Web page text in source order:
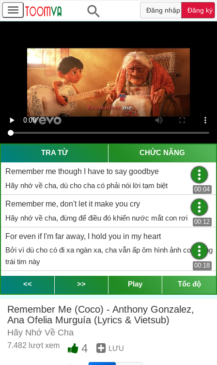
Đăng nhập Đăng ký
TRA TỪ CHỨC NĂNG
Remember me though I have to say goodbye
Hãy nhớ về cha, dù cho cha có phải nói lời tạm biệt
00:04
Remember me, don't let it make you cry
Hãy nhớ về cha, đừng để điều đó khiến nước mắt con rơi
00:12
For even if I'm far away, I hold you in my heart
Bởi vì dù cho có đi xa ngàn xa, cha vẫn ấp ôm hình ảnh con trong
trái tim này
00:18
I sing a secret song to you each night we are apart
Đêm từng đêm phải cách xa con, cha sẽ hát một bài hát của
riêng cha con mình
Remember me though I have to travel far
Hãy nhớ về cha, dù cho cha có phải đi thật xa
<< >> Play Tốc độ
Remember Me (Coco) - Anthony Gonzalez,
Ana Ofelia Murguía (Lyrics & Vietsub)
Hãy Nhớ Về Cha
7.482 lượt xem 4 LƯU